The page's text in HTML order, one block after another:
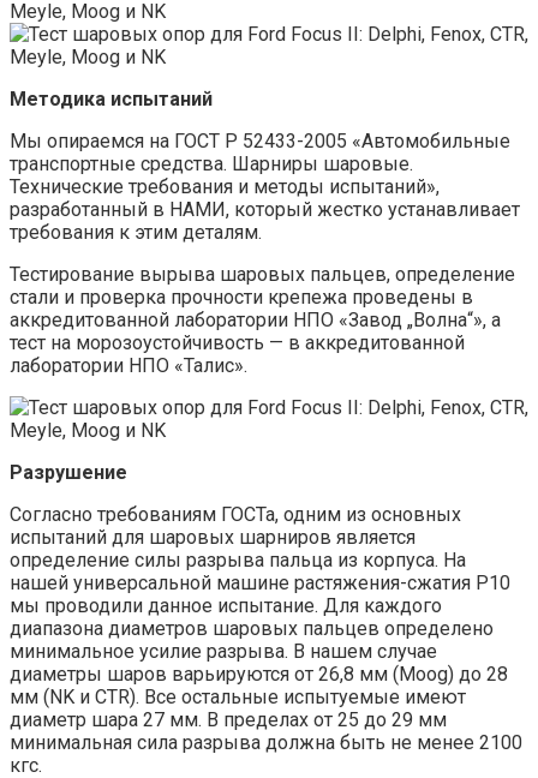
Методика испытаний
Мы опираемся на ГОСТ Р 52433-2005 «Автомобильные
транспортные средства. Шарниры шаровые.
Технические требования и методы испытаний»,
разработанный в НАМИ, который жестко устанавливает
требования к этим деталям.
Тестирование вырыва шаровых пальцев, определение
стали и проверка прочности крепежа проведены в
аккредитованной лаборатории НПО «Завод „Волна“», а
тест на морозоустойчивость — в аккредитованной
лаборатории НПО «Талис».
Разрушение
Согласно требованиям ГОСТа, одним из основных
испытаний для шаровых шарниров является
определение силы разрыва пальца из корпуса. На
нашей универсальной машине растяжения-сжатия Р10
мы проводили данное испытание. Для каждого
диапазона диаметров шаровых пальцев определено
минимальное усилие разрыва. В нашем случае
диаметры шаров варьируются от 26,8 мм (Moog) до 28
мм (NK и CTR). Все остальные испытуемые имеют
диаметр шара 27 мм. В пределах от 25 до 29 мм
минимальная сила разрыва должна быть не менее 2100
кгс.